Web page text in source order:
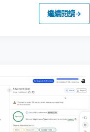
繼續閱讀→